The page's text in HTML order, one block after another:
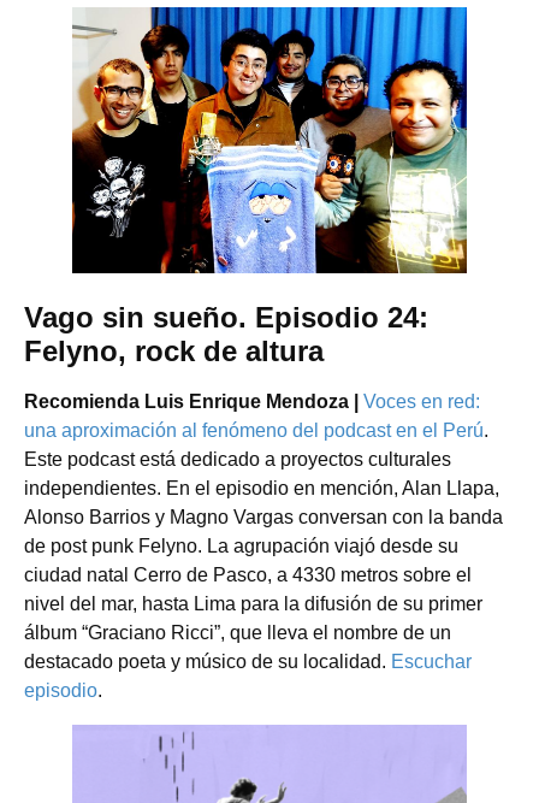
Vago sin sueño. Episodio 24:
Felyno, rock de altura
Recomienda Luis Enrique Mendoza |
Voces en red:
una aproximación al fenómeno del podcast en el Perú.
Este podcast está dedicado a proyectos culturales
independientes. En el episodio en mención, Alan Llapa,
Alonso Barrios y Magno Vargas conversan con la banda
de post punk Felyno. La agrupación viajó desde su
ciudad natal Cerro de Pasco, a 4330 metros sobre el
nivel del mar, hasta Lima para la difusión de su primer
álbum “Graciano Ricci”, que lleva el nombre de un
destacado poeta y músico de su localidad. Escuchar
episodio.